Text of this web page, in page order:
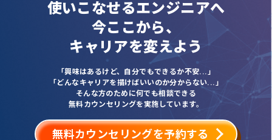
使いこなせるエンジニアへ
今ここから、
キャリアを変えよう
「興味はあるけど、自分でもできるか不安...」
「どんなキャリアを描けばいいのか分からない...」
そんな方のために何でも相談できる
無料カウンセリングを実施しています。
無料カウンセリングを予約する